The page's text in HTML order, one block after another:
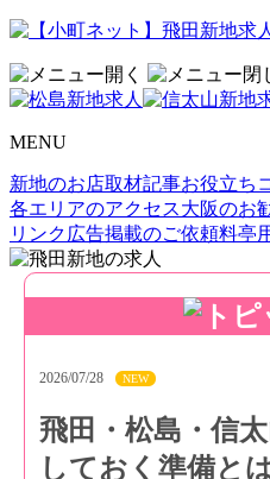
MENU
新地のお店取材記事お役立ち
各エリアのアクセス大阪のお
リンク 広告掲載のご依頼料亭
2026/07/28 NEW
飛田・松島・信
しておく準備と